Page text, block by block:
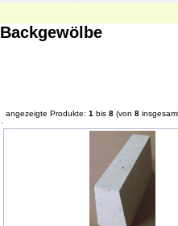
Backgewölbe
angezeigte Produkte: 1 bis 8 (von 8